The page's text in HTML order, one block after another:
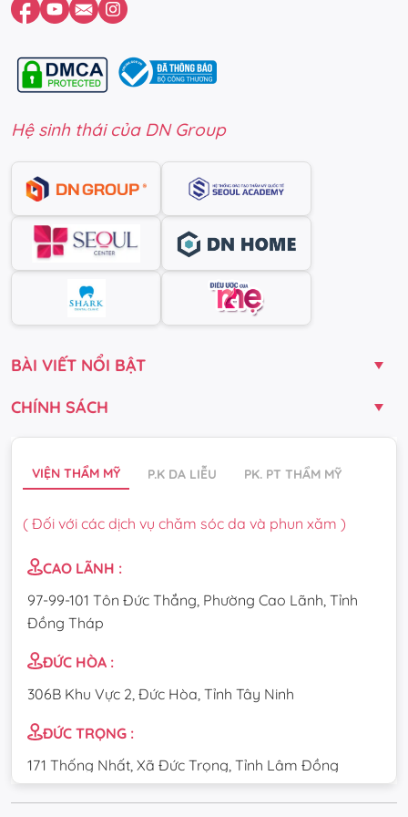
Hệ sinh thái của DN Group
BÀI VIẾT NỔI BẬT
CHÍNH SÁCH
VIỆN THẨM MỸ P.K DA LIỄU PK. PT THẨM MỸ
( Đối với các dịch vụ chăm sóc da và phun xăm )
CAO LÃNH :
97-99-101 Tôn Đức Thắng, Phường Cao Lãnh, Tỉnh
Đồng Tháp
ĐỨC HÒA :
306B Khu Vực 2, Đức Hòa, Tỉnh Tây Ninh
ĐỨC TRỌNG :
171 Thống Nhất, Xã Đức Trọng, Tỉnh Lâm Đồng
CẦU GIẤY :